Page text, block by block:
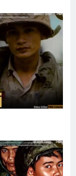
K24
Chức ĐH 2026
(Rabindranath